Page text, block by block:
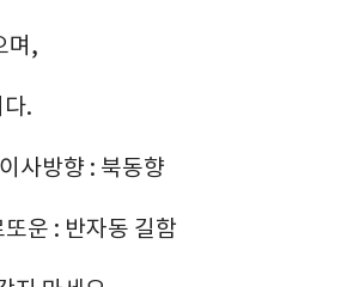
며,
.
사방향 : 북동향
운 : 반자동 길함